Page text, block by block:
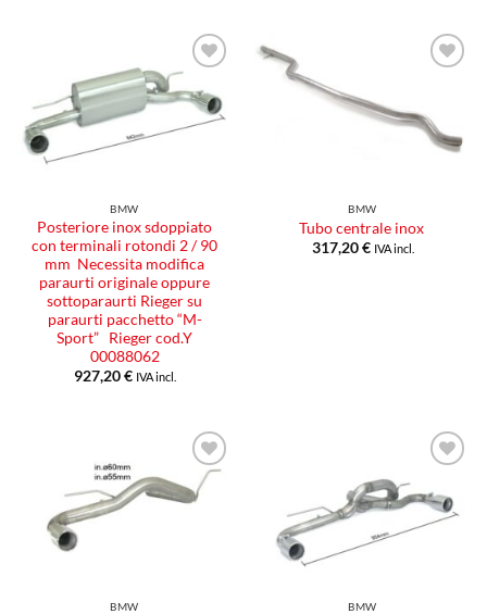
alla lista
dei
desideri
BMW
Posteriore inox sdoppiato
con terminali rotondi 2 / 90
mm Necessita modifica
paraurti originale oppure
sottoparaurti Rieger su
paraurti pacchetto “M-
Sport” Rieger cod.Y
00088062
927,20€ IVA incl.
dei
desideri
BMW
Tubo centrale inox
317,20€ IVA incl.
Aggiungi
alla lista
BMW
alla lista
dei
desideri
BMW